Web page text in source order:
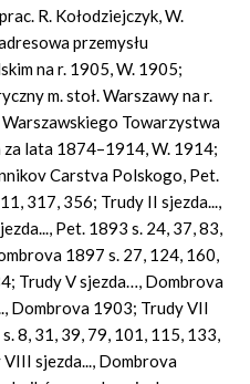
R. Kołodziejczyk, W.
przemysłu
na r. 1905, W. 1905;
m. stoł. Warszawy na r.
Towarzystwa
za lata 1874–1914, W. 1914;
Carstva Polskogo, Pet.
317, 356; Trudy II sjezda...,
Pet. 1893 s. 24, 37, 83,
1897 s. 27, 124, 160,
Trudy V sjezda…, Dombrova
Dombrova 1903; Trudy VII
8, 31, 39, 79, 101, 115, 133,
sjezda..., Dombrova